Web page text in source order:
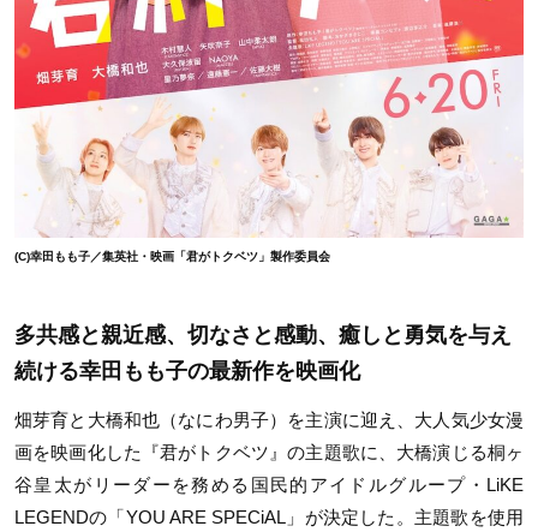
(C)幸田もも子／集英社・映画「君がトクベツ」製作委員会
多共感と親近感、切なさと感動、癒しと勇気を与え
続ける幸田もも子の最新作を映画化
畑芽育と大橋和也（なにわ男子）を主演に迎え、大人気少女漫
画を映画化した『君がトクベツ』の主題歌に、大橋演じる桐ヶ
谷皇太がリーダーを務める国民的アイドルグループ・LiKE
LEGENDの「YOU ARE SPECiAL」が決定した。主題歌を使用